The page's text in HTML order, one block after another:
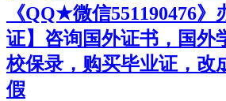
《QQ★微信551190476》
证】咨询国外证书，国外
校保录，购买毕业证，改
假